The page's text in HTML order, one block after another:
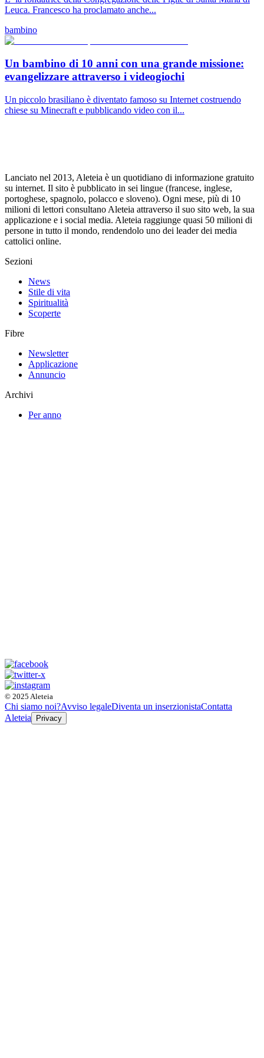
Leuca. Francesco ha proclamato anche...
bambino
Un bambino di 10 anni con una grande missione:
evangelizzare attraverso i videogiochi
Un piccolo brasiliano è diventato famoso su Internet costruendo
chiese su Minecraft e pubblicando video con il...
Lanciato nel 2013, Aleteia è un quotidiano di informazione gratuito
su internet. Il sito è pubblicato in sei lingue (francese, inglese,
portoghese, spagnolo, polacco e sloveno). Ogni mese, più di 10
milioni di lettori consultano Aleteia attraverso il suo sito web, la sua
applicazione e i social media. Aleteia raggiunge quasi 50 milioni di
persone in tutto il mondo, rendendolo uno dei leader dei media
cattolici online.
Sezioni
News
Stile di vita
Spiritualità
Scoperte
Fibre
Newsletter
Applicazione
Annuncio
Archivi
Per anno
© 2025 Aleteia
Chi siamo noi?Avviso legaleDiventa un inserzionistaContatta
Aleteia
Privacy